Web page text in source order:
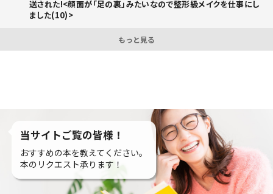
送された!<顔面が「足の裏」みたいなので整形級メイクを仕事にし
ました(10)>
もっと見る
当サイトご覧の皆様！
おすすめの本を教えてください。
本のリクエスト承ります！